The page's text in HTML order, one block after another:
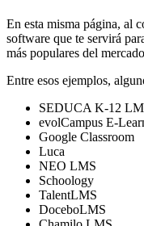
En esta misma página, al
software que te servirá
más populares del
Entre esos ejemplos,
SEDUCA K-12
evolCampus E-
Google Classroom
Luca
NEO LMS
Schoology
TalentLMS
DoceboLMS